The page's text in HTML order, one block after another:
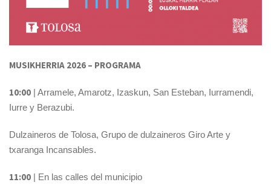
MUSIKHERRIA 2026 – PROGRAMA
10:00 | Arramele, Amarotz, Izaskun, San Esteban, Iurramendi,
Iurre y Berazubi.
Dulzaineros de Tolosa, Grupo de dulzaineros Giro Arte y
txaranga Incansables.
11:00 | En las calles del municipio